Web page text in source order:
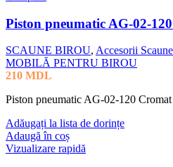
Piston pneumatic AG-02-
SCAUNE BIROU, Accesorii
MOBILĂ PENTRU BIROU
210 MDL
Piston pneumatic AG-02-120 Cromat
Adăugați la lista de dorințe
Adaugă în coș
Vizualizare rapidă